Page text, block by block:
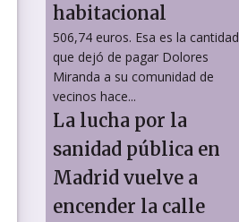
habitacional
506,74 euros. Esa es la cantidad
que dejó de pagar Dolores
Miranda a su comunidad de
vecinos hace...
La lucha por la
sanidad pública en
Madrid vuelve a
encender la calle